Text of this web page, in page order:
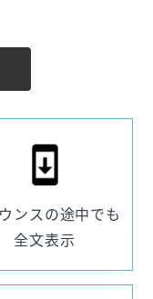
ンスの途中でも
全文表示